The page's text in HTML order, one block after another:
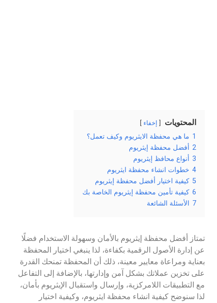
المحتويات إخفاء
1 ما هي محفظة الايثريوم وكيف تعمل؟
2 أفضل محفظة إيثريوم
3 أنواع محافظ إيثريوم
4 خطوات انشاء محفظة ايثريوم
5 كيفية اختيار أفضل محفظة إيثريوم
6 كيفية تأمين محفظة إيثريوم الخاصة بك
7 الأسئلة الشائعة
تمتاز أفضل محفظة إيثريوم بالأمان وسهولة الاستخدام فضلًا
عن إدارة الأصول الرقمية بكفاءة، لذا ينبغي اختيار المحفظة
بعناية ومراعاة معايير معينة، ذلك أن المحفظة تمنحك القدرة
على تخزين عملاتك بشكل آمن وإدارتها، بالإضافة إلى التفاعل
مع التطبيقات اللامركزية، وإرسال واستقبال الإيثريوم بأمان،
لذا سنوضح كيفية انشاء محفظة ايثريوم، وكيفية اختيار